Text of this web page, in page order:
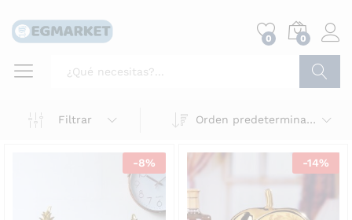
0 0
Filtrar
Orden predeterminado
-8% -14%